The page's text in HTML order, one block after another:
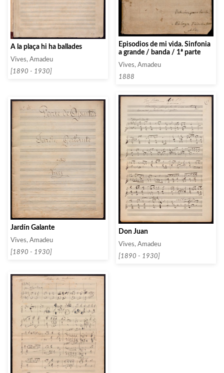
A la plaça hi ha ballades
Vives, Amadeu
[1890 - 1930]
Episodios de mi vida. Sinfonia
a grande / banda / 1ª parte
Vives, Amadeu
1888
Jardín Galante
Vives, Amadeu
[1890 - 1930]
Don Juan
Vives, Amadeu
[1890 - 1930]